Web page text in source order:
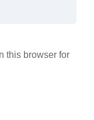
this browser for